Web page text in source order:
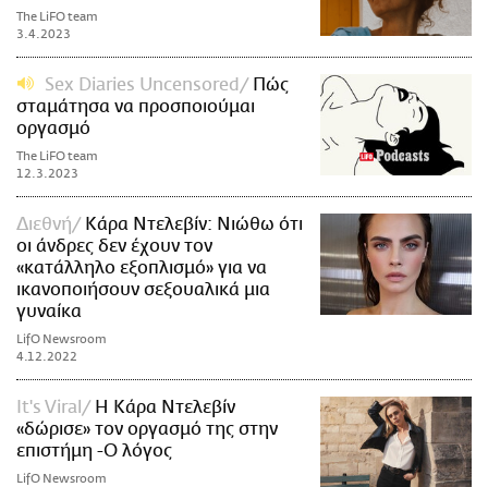
The LiFO team
3.4.2023
Sex Diaries Uncensored
Πώς
σταμάτησα να προσποιούμαι
οργασμό
The LiFO team
12.3.2023
Διεθνή
Κάρα Ντελεβίν: Νιώθω ότι
οι άνδρες δεν έχουν τον
«κατάλληλο εξοπλισμό» για να
ικανοποιήσουν σεξουαλικά μια
γυναίκα
LifO Newsroom
4.12.2022
It's Viral
Η Κάρα Ντελεβίν
«δώρισε» τον οργασμό της στην
επιστήμη -Ο λόγος
LifO Newsroom